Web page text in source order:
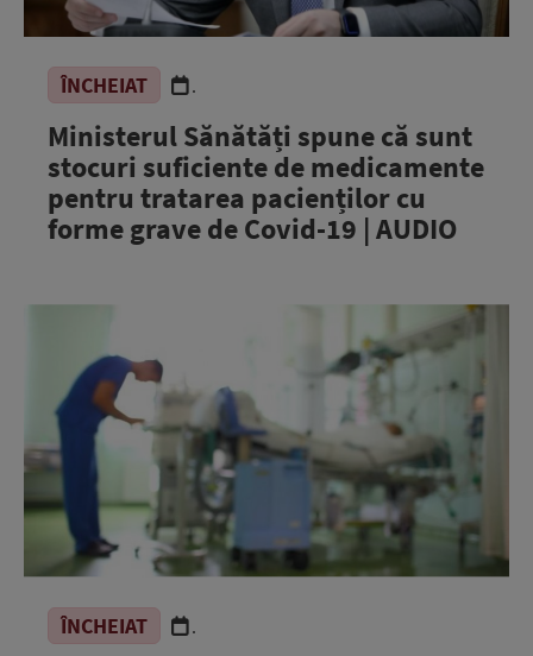
ÎNCHEIAT .
Ministerul Sănătăți spune că sunt
stocuri suficiente de medicamente
pentru tratarea pacienților cu
forme grave de Covid-19 | AUDIO
ÎNCHEIAT .